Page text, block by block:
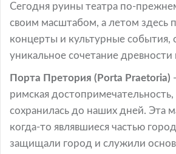
Сегодня руины театра по-
своим масштабом, а летом здесь
концерты и культурные события,
уникальное сочетание
Порта Претория (Porta Praetoria)
римская достопримечательность,
сохранилась до наших дней. Эта
когда-то являвшиеся частью
защищали город и служили